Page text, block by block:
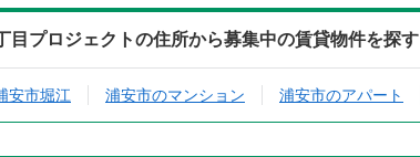
目プロジェクトの住所から募集中の賃貸物件を探す
安市堀江 浦安市のマンション 浦安市のアパート